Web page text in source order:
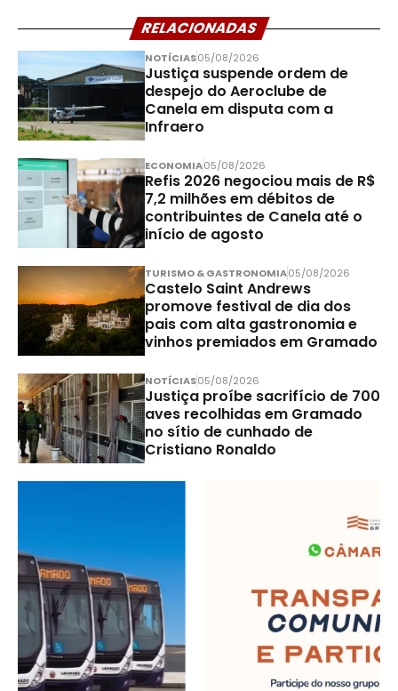
RELACIONADAS
NOTÍCIAS05/08/2026
Justiça suspende ordem de
despejo do Aeroclube de
Canela em disputa com a
Infraero
ECONOMIA05/08/2026
Refis 2026 negociou mais de R$
7,2 milhões em débitos de
contribuintes de Canela até o
início de agosto
TURISMO & GASTRONOMIA05/08/2026
Castelo Saint Andrews
promove festival de dia dos
pais com alta gastronomia e
vinhos premiados em Gramado
NOTÍCIAS05/08/2026
Justiça proíbe sacrifício de 700
aves recolhidas em Gramado
no sítio de cunhado de
Cristiano Ronaldo